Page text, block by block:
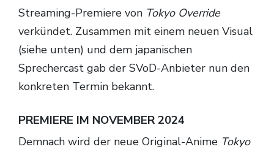
Streaming-Premiere von Tokyo Override
verkündet. Zusammen mit einem neuen Visual
(siehe unten) und dem japanischen
Sprechercast gab der SVoD-Anbieter nun den
konkreten Termin bekannt.
PREMIERE IM NOVEMBER 2024
Demnach wird der neue Original-Anime Tokyo